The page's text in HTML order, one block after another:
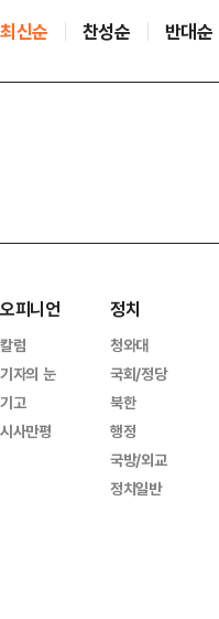
최신순 찬성순 반대순
오피니언
칼럼
기자의 눈
기고
시사만평
정치
청와대
국회/정당
북한
행정
국방/외교
정치일반